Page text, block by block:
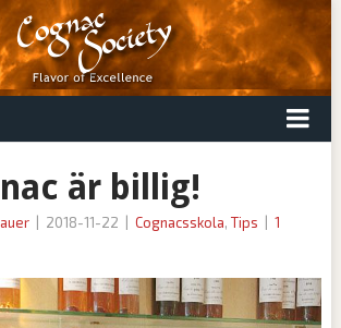
är billig!
2018-11-22 Cognacsskola, Tips
1